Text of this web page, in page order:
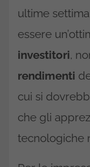
ultime
essere
investitori,
rendimenti
cui si
che gli
tecnologiche